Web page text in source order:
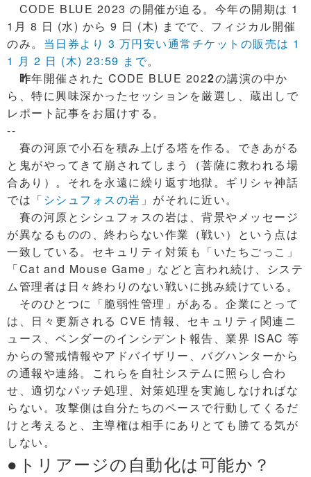
CODE BLUE 2023 の開催が迫る。今年の開期は 1
1月 8 日 (水) から 9 日 (木) までで、フィジカル開催
のみ。 当日券より 3 万円安い通常チケットの販売は 1
1 月 2 日 (木) 23:59 まで。
昨年開催された CODE BLUE 2022の講演の中か
ら、特に興味深かったセッションを厳選し、蔵出しで
レポート記事をお届けする。
--
賽の河原で小石を積み上げる塔を作る。できあがる
と鬼がやってきて崩されてしまう（菩薩に救われる場
合あり）。それを永遠に繰り返す地獄。ギリシャ神話
では「 シシュフォスの岩 」がそれに近い。
賽の河原とシシュフォスの岩は、背景やメッセージ
が異なるものの、終わらない作業（戦い）という点は
一致している。セキュリティ対策も「いたちごっこ」
「Cat and Mouse Game」などと言われ続け、システ
ム管理者は日々終わりのない戦いに挑み続けている。
そのひとつに「脆弱性管理」がある。企業にとって
は、日々更新される CVE 情報、セキュリティ関連ニ
ュース、ベンダーのインシデント報告、業界 ISAC 等
からの警戒情報やアドバイザリー、バグハンターから
の通報や連絡。これらを自社システムに照らし合わ
せ、適切なパッチ処理、対策処理を実施しなければな
らない。攻撃側は自分たちのペースで行動してくるだ
けと考えると、主導権は相手にありとても勝てる気が
しない。
●トリアージの自動化は可能か？